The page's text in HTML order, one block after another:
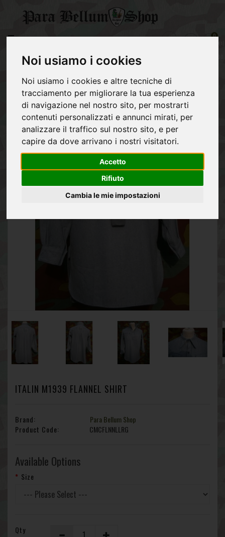
Noi usiamo i cookies
Noi usiamo i cookies e altre tecniche di
tracciamento per migliorare la tua esperienza
di navigazione nel nostro sito, per mostrarti
contenuti personalizzati e annunci mirati, per
analizzare il traffico sul nostro sito, e per
capire da dove arrivano i nostri visitatori.
Accetto
Rifiuto
Cambia le mie impostazioni
CATEGORY
ARMY
REGIO
ESERCITO
ITALIANO
ALLIES
POST
1945
0
Italin M1939 flannel shirt
ITALIN M1939 FLANNEL SHIRT
Brand:
Para Bellum Shop
Product Code:
CMCFLNNLLRG
Available Options
Size
Qty